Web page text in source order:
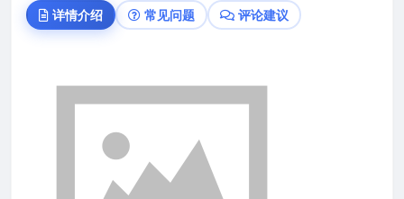
详情介绍 常见问题 评论建议